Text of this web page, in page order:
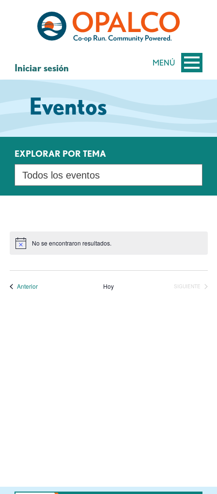
contenido
MENÚ
Iniciar sesión
Eventos
EXPLORAR POR TEMA
Aviso No se encontraron resultados.
AnteriorEventos Hoy
SIGUIENTE